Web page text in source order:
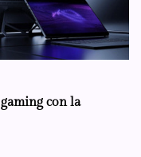
con la